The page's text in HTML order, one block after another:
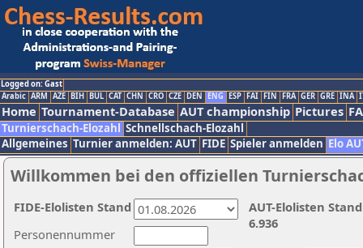
Logged on: Gast
Arabic ARM AZE BIH BUL CAT CHN CRO CZE DEN ENG ESP FAI FIN FRA GER GRE INA
Home Tournament-Database AUT championship Pictures
Turnierschach-Elozahl Schnellschach-Elozahl
Allgemeines Turnier anmelden: AUT FIDE Spieler anmelden Elo
Willkommen bei den offiziellen
Personennummer
AUT-Elolisten
6.936
FIDE-Elolisten Stand